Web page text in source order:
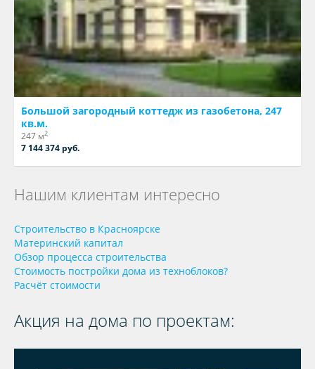
Большой загородный коттедж из газобетона, 247
кв.м.
247 м2
7 144 374 руб.
Нашим клиентам интересно
Строительство в Красноярске
Материнский капитал
Обзор процесса строительства
Стоимость постройки дома из техноблоков?
Расчёт стоимости
Акция на дома по проектам: